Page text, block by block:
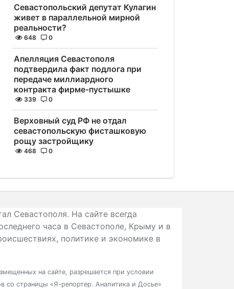
Севастопольский депутат Кулагин
живет в параллельной мирной
реальности?
648 0
Апелляция Севастополя
подтвердила факт подлога при
передаче миллиардного
контракта фирме-пустышке
339 0
Верховный суд РФ не отдал
севастопольскую фисташковую
рощу застройщику
468 0
Севастополя. На сайте всегда
часа в Севастополе, Крыму и в
политике и экономике в
на сайте, разрешается при условии
со страницы «Я-репортер. Аналитика и Досье»